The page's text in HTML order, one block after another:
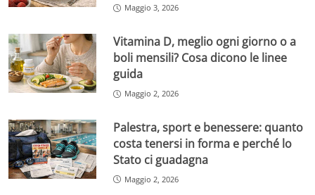
Maggio 3, 2026
Vitamina D, meglio ogni giorno o a
boli mensili? Cosa dicono le linee
guida
Maggio 2, 2026
Palestra, sport e benessere: quanto
costa tenersi in forma e perché lo
Stato ci guadagna
Maggio 2, 2026